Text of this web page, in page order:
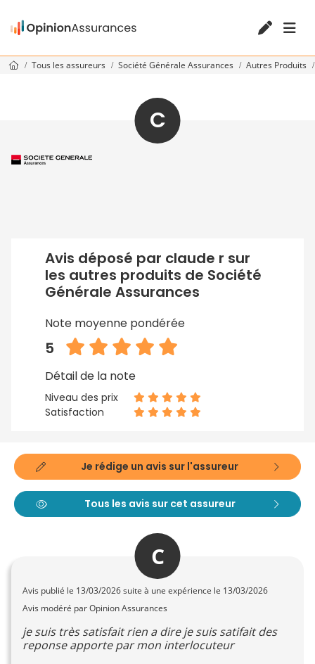
Tous les assureurs Société Générale Assurances Autres Produits
C
Avis déposé par claude r sur
les autres produits de Société
Générale Assurances
Note moyenne pondérée
5
Détail de la note
Niveau des prix
Satisfaction
Je rédige un avis sur l'assureur
Tous les avis sur cet assureur
C
Avis publié le 13/03/2026suite à une expérience le 13/03/2026
Avis modéré par Opinion Assurances
je suis très satisfait rien a dire je suis satifait des
reponse apporte par mon interlocuteur